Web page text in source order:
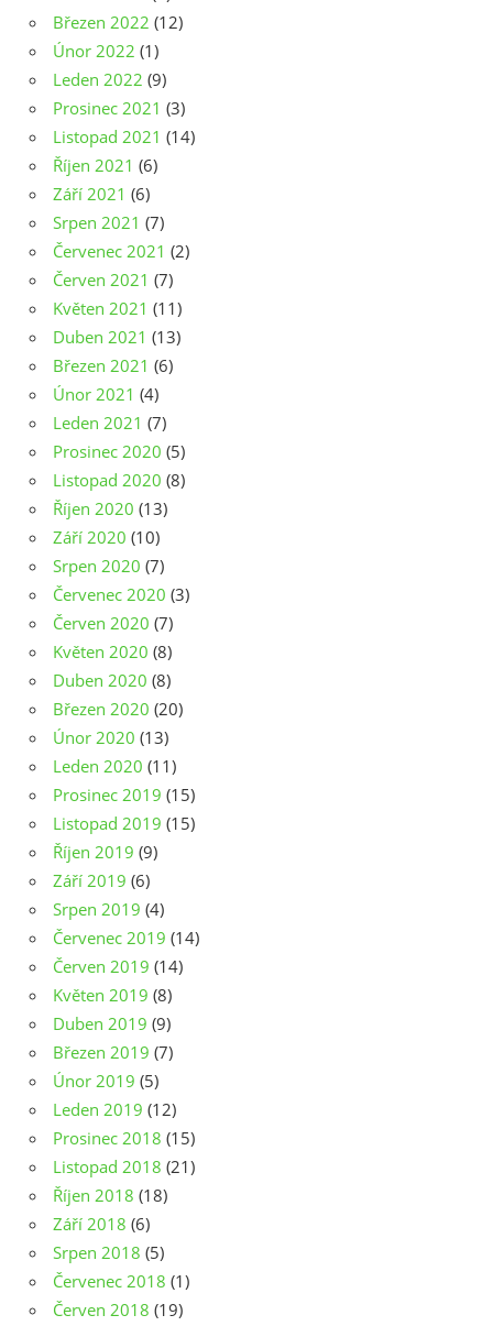
Březen 2022 (12)
Únor 2022 (1)
Leden 2022 (9)
Prosinec 2021 (3)
Listopad 2021 (14)
Říjen 2021 (6)
Září 2021 (6)
Srpen 2021 (7)
Červenec 2021 (2)
Červen 2021 (7)
Květen 2021 (11)
Duben 2021 (13)
Březen 2021 (6)
Únor 2021 (4)
Leden 2021 (7)
Prosinec 2020 (5)
Listopad 2020 (8)
Říjen 2020 (13)
Září 2020 (10)
Srpen 2020 (7)
Červenec 2020 (3)
Červen 2020 (7)
Květen 2020 (8)
Duben 2020 (8)
Březen 2020 (20)
Únor 2020 (13)
Leden 2020 (11)
Prosinec 2019 (15)
Listopad 2019 (15)
Říjen 2019 (9)
Září 2019 (6)
Srpen 2019 (4)
Červenec 2019 (14)
Červen 2019 (14)
Květen 2019 (8)
Duben 2019 (9)
Březen 2019 (7)
Únor 2019 (5)
Leden 2019 (12)
Prosinec 2018 (15)
Listopad 2018 (21)
Říjen 2018 (18)
Září 2018 (6)
Srpen 2018 (5)
Červenec 2018 (1)
Červen 2018 (19)